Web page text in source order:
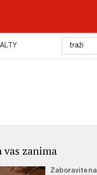
vas zanima
Zaboravite na